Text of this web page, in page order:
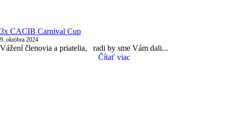
3x CACIB Carnival Cup
9. októbra 2024
Vážení členovia a priatelia, radi by sme Vám dali...
Čítať viac